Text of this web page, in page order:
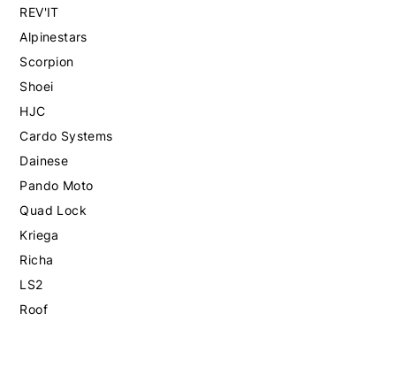
REV'IT
Alpinestars
Scorpion
Shoei
HJC
Cardo Systems
Dainese
Pando Moto
Quad Lock
Kriega
Richa
LS2
Roof